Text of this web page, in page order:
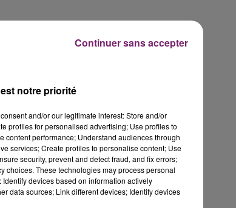
notre priorité
and/or our legitimate interest: Store and/or
profiles for personalised advertising; Use profiles to
performance; Understand audiences through
services; Create profiles to personalise content; Use
security, prevent and detect fraud, and fix errors;
choices. These technologies may process personal
devices based on information actively
data sources; Link different devices; Identify devices
Continuer sans accepter